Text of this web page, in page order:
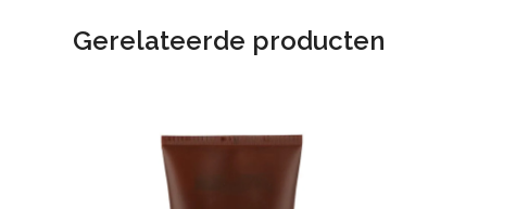
Gerelateerde producten